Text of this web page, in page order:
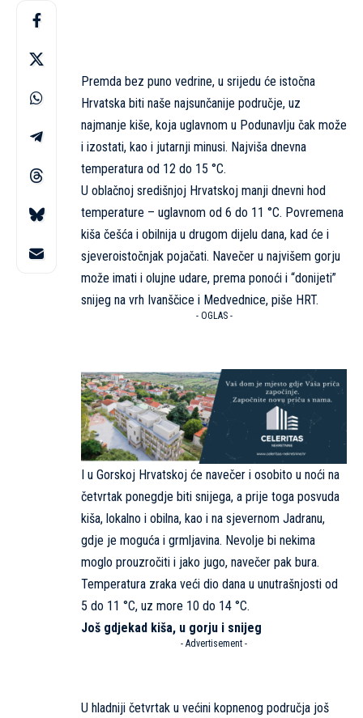
Premda bez puno vedrine, u srijedu će istočna
Hrvatska biti naše najsunčanije područje, uz
najmanje kiše, koja uglavnom u Podunavlju čak može
i izostati, kao i jutarnji minusi. Najviša dnevna
temperatura od 12 do 15 °C.
U oblačnoj središnjoj Hrvatskoj manji dnevni hod
temperature – uglavnom od 6 do 11 °C. Povremena
kiša češća i obilnija u drugom dijelu dana, kad će i
sjeveroistočnjak pojačati. Navečer u najvišem gorju
može imati i olujne udare, prema ponoći i “donijeti”
snijeg na vrh Ivanščice i Medvednice, piše HRT.
- OGLAS -
I u Gorskoj Hrvatskoj će navečer i osobito u noći na
četvrtak ponegdje biti snijega, a prije toga posvuda
kiša, lokalno i obilna, kao i na sjevernom Jadranu,
gdje je moguća i grmljavina. Nevolje bi nekima
moglo prouzročiti i jako jugo, navečer pak bura.
Temperatura zraka veći dio dana u unutrašnjosti od
5 do 11 °C, uz more 10 do 14 °C.
Još gdjekad kiša, u gorju i snijeg
- Advertisement -
U hladniji četvrtak u većini kopnenog područja još